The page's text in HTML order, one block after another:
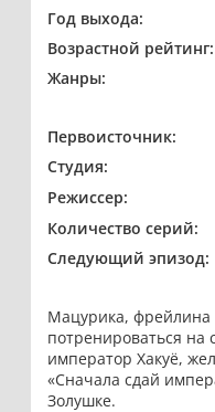
Год выхода:
Возрастной рейтинг:
Жанры:
Первоисточник:
Студия:
Режиссер:
Количество серий:
Следующий эпизод:
Мацурика, фрейлина
потренироваться
император Хакуё,
«Сначала сдай
Золушке.